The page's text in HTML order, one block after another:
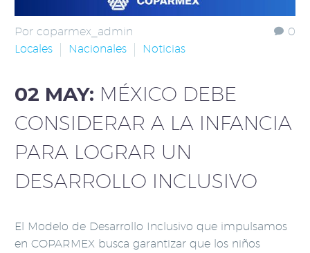
0
Por coparmex_admin
Locales
Nacionales Noticias
02 MAY: MÉXICO DEBE
CONSIDERAR A LA INFANCIA
PARA LOGRAR UN
DESARROLLO INCLUSIVO
El Modelo de Desarrollo Inclusivo que impulsamos
en COPARMEX busca garantizar que los niños